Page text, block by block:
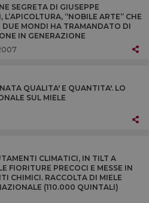
SEGRETA DI GIUSEPPE
L’APICOLTURA, “NOBILE ARTE” CHE
DUE MONDI HA TRAMANDATO DI
IN GENERAZIONE
QUALITA' E QUANTITA'. LO
SUL MIELE
CLIMATICI, IN TILT A
FIORITURE PRECOCI E MESSE IN
CHIMICI. RACCOLTA DI MIELE
(110.000 QUINTALI)